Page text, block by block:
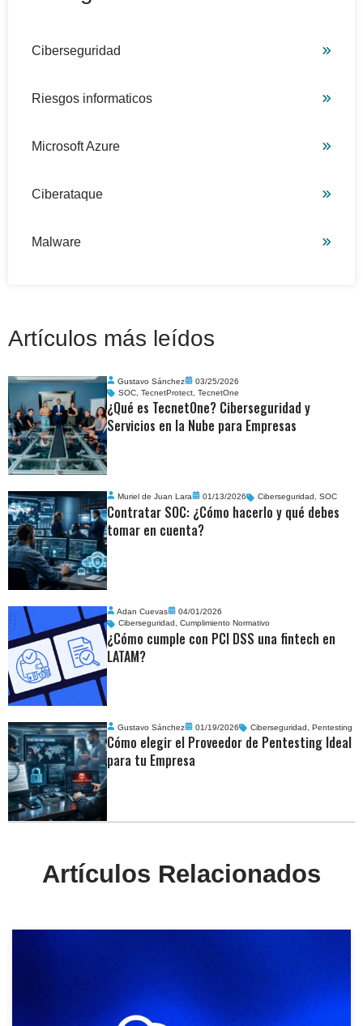
Ciberseguridad
Riesgos informaticos
Microsoft Azure
Ciberataque
Malware
Artículos más leídos
Gustavo Sánchez
03/25/2026
SOC,TecnetProtect,TecnetOne
¿Qué es TecnetOne? Ciberseguridad y
Servicios en la Nube para Empresas
Muriel de Juan Lara 01/13/2026 Ciberseguridad ,SOC
Contratar SOC: ¿Cómo hacerlo y qué debes
tomar en cuenta?
Adan Cuevas
04/01/2026
Ciberseguridad ,Cumplimiento Normativo
¿Cómo cumple con PCI DSS una fintech en
LATAM?
Gustavo Sánchez 01/19/2026 Ciberseguridad ,Pentesting
Cómo elegir el Proveedor de Pentesting Ideal
para tu Empresa
Artículos Relacionados